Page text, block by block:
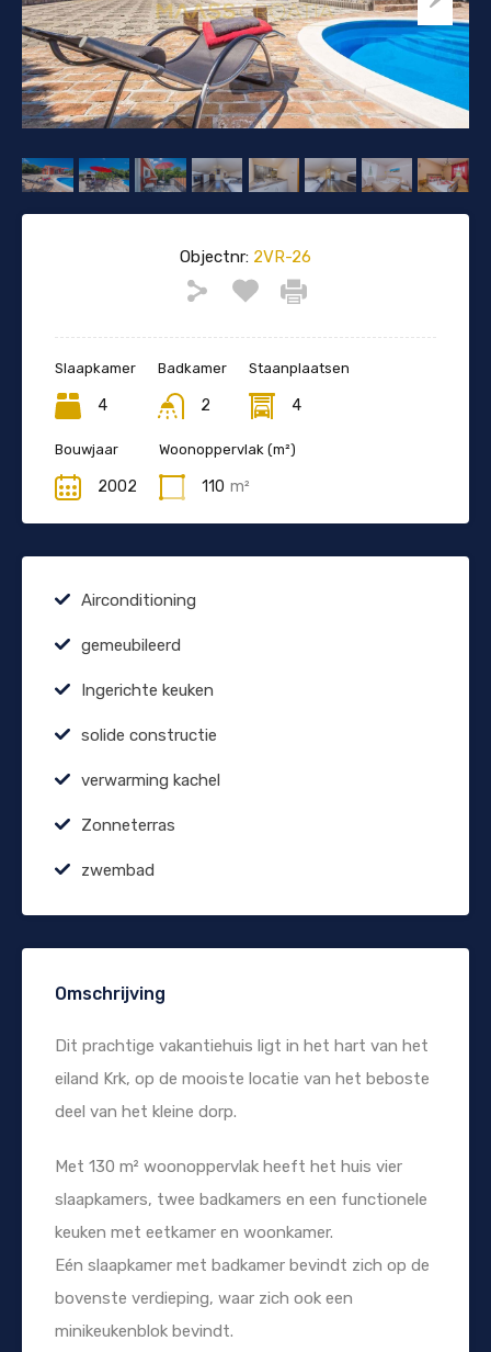
Objectnr: 2VR-26
Slaapkamer
4
Badkamer
2
Staanplaatsen
4
Bouwjaar
2002
Woonoppervlak (m²)
110 m²
Airconditioning
gemeubileerd
Ingerichte keuken
solide constructie
verwarming kachel
Zonneterras
zwembad
Omschrijving
Dit prachtige vakantiehuis ligt in het hart van het
eiland Krk, op de mooiste locatie van het beboste
deel van het kleine dorp.
Met 130 m² woonoppervlak heeft het huis vier
slaapkamers, twee badkamers en een functionele
keuken met eetkamer en woonkamer.
Eén slaapkamer met badkamer bevindt zich op de
bovenste verdieping, waar zich ook een
minikeukenblok bevindt.